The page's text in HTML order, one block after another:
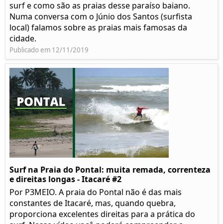
surf e como são as praias desse paraíso baiano.
Numa conversa com o Júnio dos Santos (surfista
local) falamos sobre as praias mais famosas da
cidade.
Publicado em 12/11/2019
Surf na Praia do Pontal: muita remada, correnteza
e direitas longas - Itacaré #2
Por P3MEIO. A praia do Pontal não é das mais
constantes de Itacaré, mas, quando quebra,
proporciona excelentes direitas para a prática do